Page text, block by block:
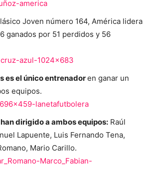
Joven número 164, América lidera
ganados por 51 perdidos y 56
es el único entrenadoren ganar un
equipos.
dirigido a ambos equipos: Raúl
Lapuente, Luis Fernando Tena,
Mario Carillo.